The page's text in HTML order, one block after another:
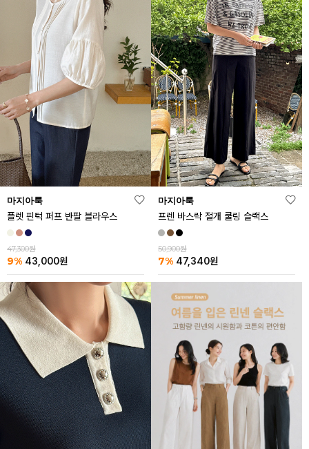
마지아룩
플렛 핀턱 퍼프 반팔 블라우스
47,300원
9% 43,000원
마지아룩
프렌 바스락 절개 쿨링 슬랙스
50,900원
7% 47,340원